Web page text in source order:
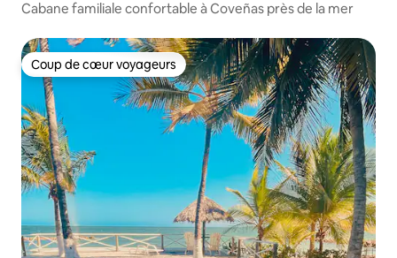
Cabane familiale confortable à Coveñas près de la mer
Coup de cœur voyageurs
Coup de cœur voyageurs